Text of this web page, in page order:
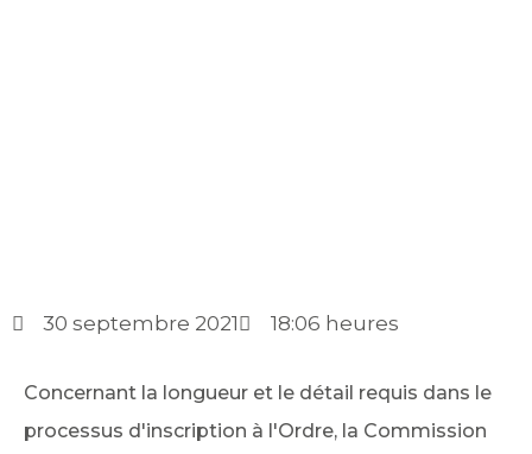
30 septembre 2021 18:06 heures
Concernant la longueur et le détail requis dans le
processus d'inscription à l'Ordre, la Commission